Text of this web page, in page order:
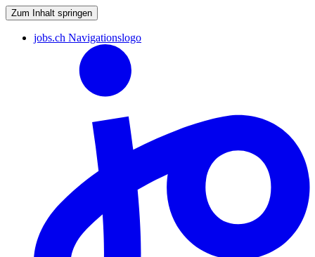
Zum Inhalt springen
jobs.ch Navigationslogo